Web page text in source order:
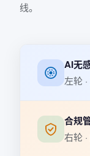
线。
AI无
左轮
合规
右轮